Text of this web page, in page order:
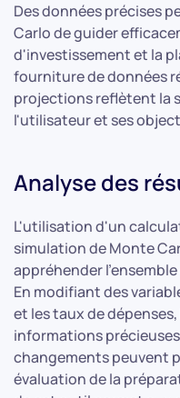
Des données précises
Carlo de guider
d'investissement et la
fourniture de données
projections reflètent la
l'utilisateur et ses
Analyse des
L'utilisation d'un
simulation de Monte
appréhender
En modifiant des
et les taux de
informations
changements peuvent
évaluation de la